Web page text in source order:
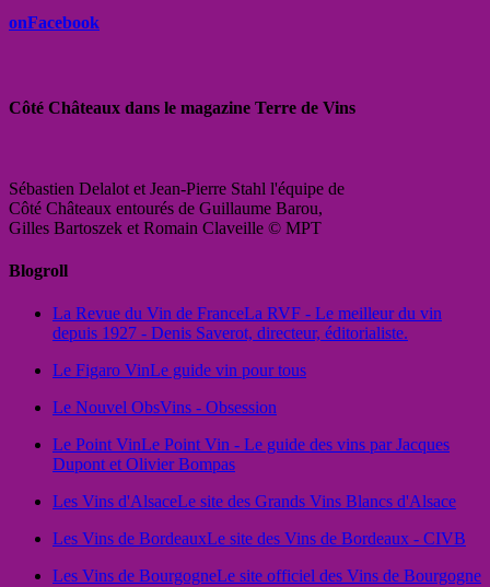
onFacebook
Côté Châteaux dans le magazine Terre de Vins
Sébastien Delalot et Jean-Pierre Stahl l'équipe de
Côté Châteaux entourés de Guillaume Barou,
Gilles Bartoszek et Romain Claveille © MPT
Blogroll
La Revue du Vin de FranceLa RVF - Le meilleur du vin
depuis 1927 - Denis Saverot, directeur, éditorialiste.
Le Figaro VinLe guide vin pour tous
Le Nouvel ObsVins - Obsession
Le Point VinLe Point Vin - Le guide des vins par Jacques
Dupont et Olivier Bompas
Les Vins d'AlsaceLe site des Grands Vins Blancs d'Alsace
Les Vins de BordeauxLe site des Vins de Bordeaux - CIVB
Les Vins de BourgogneLe site officiel des Vins de Bourgogne